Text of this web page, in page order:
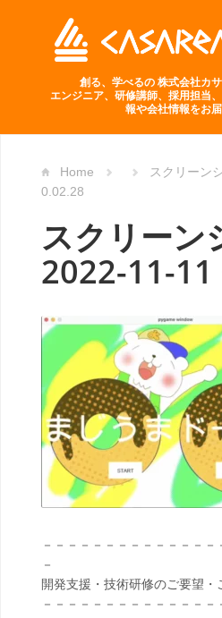
創る、学べるの 株式会社カ
エンジニア、研修講師、採用担当
報や会社情報をお届
Home
スクリーン
0.02.28
スクリーン
2022-11-
－－－－－－－－－－－－－－
－
開発支援・技術研修のご要望・
－－－－－－－－－－－－－－